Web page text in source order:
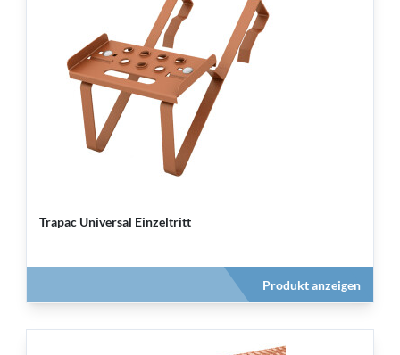
Trapac Universal Einzeltritt
Produkt anzeigen